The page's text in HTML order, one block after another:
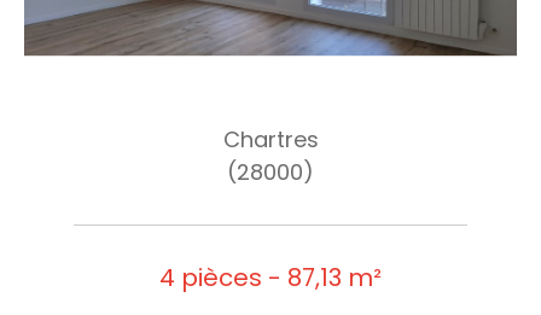
Chartres
(28000)
4 pièces - 87,13 m²